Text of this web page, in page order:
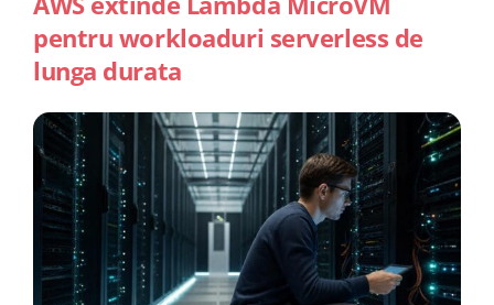
pentru workloaduri serverless de
lunga durata